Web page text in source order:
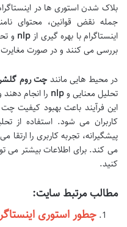
بلاک شدن استوری ها در
جمله نقض قوانین، محتوای
اینستاگرام با بهره گیری از nlp و
بررسی می کنند و در صورت
در محیط هایی مانند چت روم
تحلیل معنایی وnlp را انجام
این فرآیند باعث بهبود کیفیت
کاربران می شود. استفاده از
پیشگیرانه، تجربه کاربری را
می کند. برای اطلاعات بیشتر می
کنید.
مطالب مرتبط سایت:
چطور استوری